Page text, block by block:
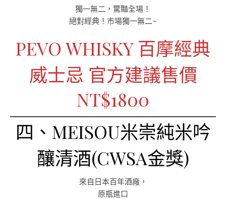
獨一無二，驚豔全場！
絕對經典！市場獨一無二~
PEVO WHISKY 百摩經典
威士忌 官方建議售價
NT$1800
四、MEISOU米崇純米吟
釀清酒(CWSA金獎)
來自日本百年酒廠，
原瓶進口